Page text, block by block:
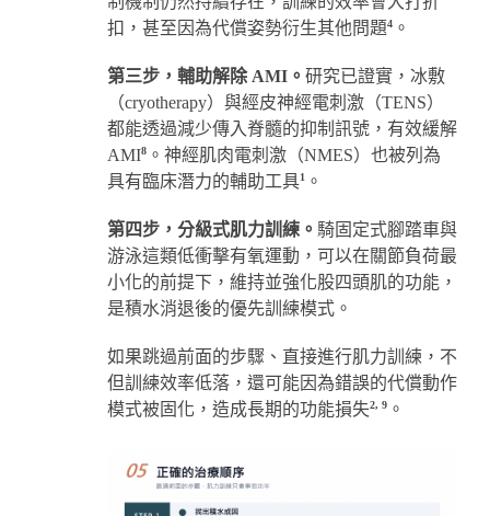
扣，甚至因為代償姿勢衍生其他問題4 。
第三步，輔助解除 AMI。 研究已證實，冰敷
（cryotherapy）與經皮神經電刺激（TENS）
都能透過減少傳入脊髓的抑制訊號，有效緩解
AMI8 。神經肌肉電刺激（NMES）也被列為
具有臨床潛力的輔助工具1 。
第四步，分級式肌力訓練。 騎固定式腳踏車與
游泳這類低衝擊有氧運動，可以在關節負荷最
小化的前提下，維持並強化股四頭肌的功能，
是積水消退後的優先訓練模式。
如果跳過前面的步驟、直接進行肌力訓練，不
但訓練效率低落，還可能因為錯誤的代償動作
模式被固化，造成長期的功能損失2, 9 。